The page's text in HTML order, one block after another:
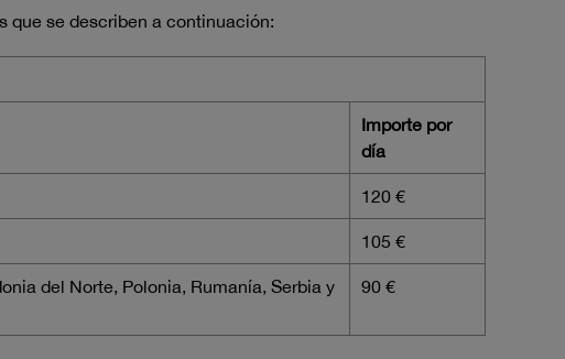
que se describen a continuación:
Importe por
día
120 €
105 €
del Norte, Polonia, Rumanía, Serbia y
90 €